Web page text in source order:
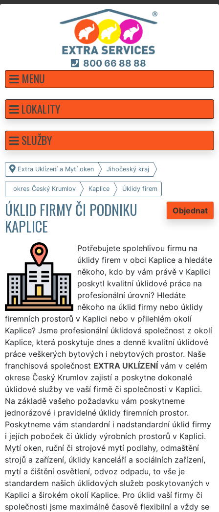
800 66 88 88
MENU
Extra Uklízení a Mytí oken Jihočeský kraj
okres Český Krumlov Kaplice Úklidy firem
Objednat
ÚKLID FIRMY ČI PODNIKU
KAPLICE
Potřebujete spolehlivou firmu na
úklidy firem v obci Kaplice a hledáte
někoho, kdo by vám právě v Kaplici
poskytl kvalitní úklidové práce na
profesionální úrovni? Hledáte
někoho na úklid firmy nebo úklidy
firemních prostorů v Kaplici nebo v přilehlém okolí
Kaplice? Jsme profesionální úklidová společnost z okolí
Kaplice, která poskytuje dnes a denně kvalitní úklidové
práce veškerých bytových i nebytových prostor. Naše
franchisová společnost EXTRA UKLÍZENÍ vám v celém
okrese Český Krumlov zajistí a poskytne dokonalé
úklidové služby ve vaší firmě či společnosti v Kaplici.
Na základě vašeho požadavku vám poskytneme
jednorázové i pravidelné úklidy firemních prostor.
Poskytneme vám standardní i nadstandardní úklid firmy
i jejích poboček či úklidy výrobních prostorů v Kaplici.
Mytí oken, ruční či strojové mytí podlahy, odmaštění
strojů a zařízení, úklidy kanceláří a sociálních zařízení,
mytí a čištění osvětlení, odvoz odpadu, to vše je
standardem našich úklidových služeb poskytovaných v
Kaplici a širokém okolí Kaplice. Pro úklid vaší firmy či
společnosti jsme maximálně časově flexibilní a vždy se
LOKALITY
SLUŽBY